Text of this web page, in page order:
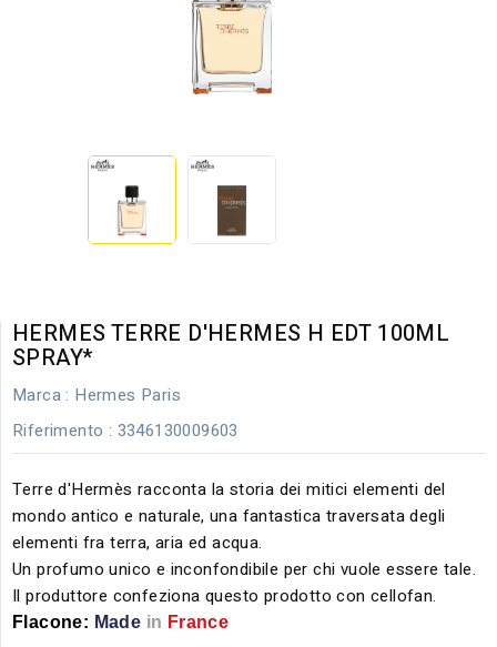
HERMES TERRE D'HERMES H EDT 100ML
SPRAY*
Marca : Hermes Paris
Riferimento : 3346130009603
Terre d'Hermès racconta la storia dei mitici elementi del
mondo antico e naturale, una fantastica traversata degli
elementi fra terra, aria ed acqua.
Un profumo unico e inconfondibile per chi vuole essere tale.
Il produttore confeziona questo prodotto con cellofan.
Flacone: Made in France